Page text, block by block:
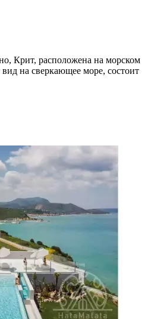
Крит, расположена на морском
на сверкающее море, состоит